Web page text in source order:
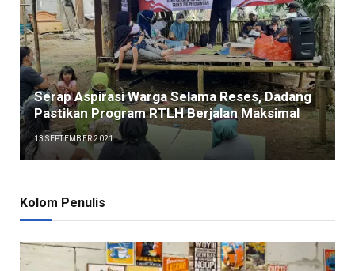
Serap Aspirasi Warga Selama Reses, Dadang
Pastikan Program RTLH Berjalan Maksimal
13 SEPTEMBER 2021
Kolom Penulis